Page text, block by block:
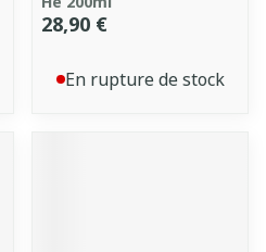
28,90 €
En rupture de stock